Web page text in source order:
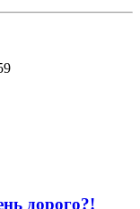
дорого?!